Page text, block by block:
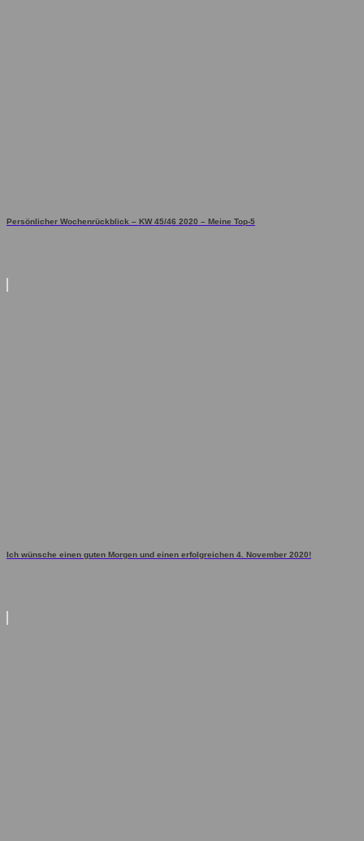
Persönlicher Wochenrückblick – KW 45/46 2020 – Meine Top-5
Ich wünsche einen guten Morgen und einen erfolgreichen 4. November 2020!